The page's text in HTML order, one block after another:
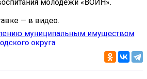
молодежи «ВОИН».
— в видео.
муниципальным имуществом
округа